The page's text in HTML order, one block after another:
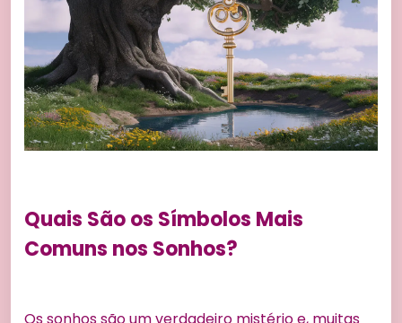
Quais São os Símbolos Mais
Comuns nos Sonhos?
Os sonhos são um verdadeiro mistério e, muitas